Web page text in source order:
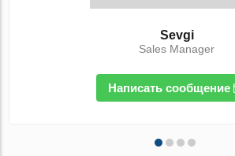
Sevgi
Sales Manager
Написать сообщение